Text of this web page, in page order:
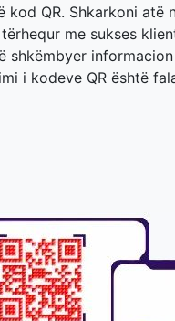
kod QR. Shkarkoni atë
me sukses
shkëmbyer
i kodeve QR është